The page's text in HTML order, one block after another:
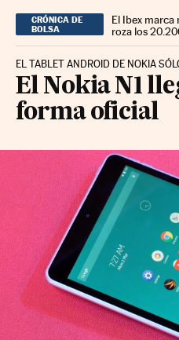
CRÓNICA DE
BOLSA
El Ibex marca
roza los
EL TABLET ANDROID DE NOKIA
El Nokia N1
forma oficial